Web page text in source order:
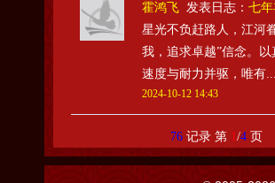
霍鸿飞 发表日志： 七
星光不负赶路人，江河
我，追求卓越”信念。
速度与耐力并驱，唯有...
2024-10-12 14:43
76 记录 第 1/4 页